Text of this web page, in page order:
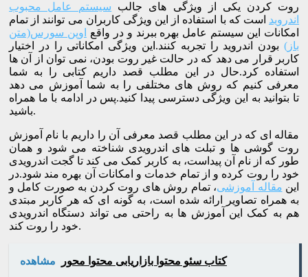
روت کردن یکی از ویژگی های جالب سیستم عامل محبوب
اندروید است که با استفاده از این ویژگی کاربران می توانند از تمام
امکانات این سیستم عامل بهره ببرند و در واقع
اوپن سورس(متن
باز) بودن اندروید را تجربه کنند.این ویژگی امکاناتی را در اختیار
کاربر قرار می دهد که در حالت غیر روت بودن، نمی توان از آن ها
استفاده کرد.حال در این مطلب قصد داریم کتابی را به شما
معرفی کنیم که روش های مختلفی را به شما آموزش می دهد
تا بتوانید به این ویژگی دسترسی پیدا کنید.پس در ادامه با ما همراه
باشید.
مقاله ای که در این مطلب قصد معرفی آن را داریم با نام آموزش
روت گوشی ها و تبلت های اندرویدی شناخته می شود و همان
طور که از نام آن پیداست، به کاربر کمک می کند تا گجت اندرویدی
خود را روت کرده و از تمام خدمات و امکانات آن بهره مند شود.در
این مقاله آموزشی، تمام روش های روت کردن به صورت کامل و
به همراه تصاویر ارائه شده است، به گونه ای که هر کاربر مبتدی
هم به کمک این آموزش ها به راحتی می تواند دستگاه اندرویدی
خود را روت کند.
مشاهده کتاب سئو محتوا بازاریابی محتوا محور